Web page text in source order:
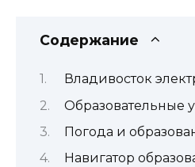
Содержание
Владивосток
Образовательные
Погода и
Навигатор